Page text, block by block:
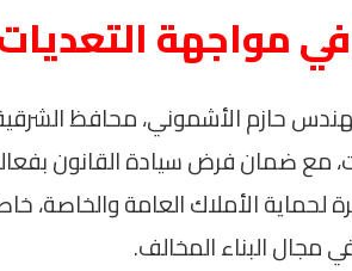
مواجهة
حازم الأشموني، محافظ
مع ضمان فرض سيادة القانون
لحماية الأملاك العامة والخاصة،
مجال البناء المخالف.